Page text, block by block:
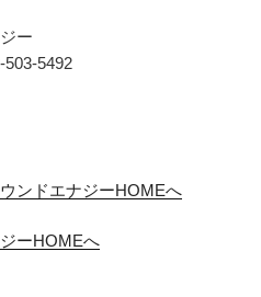
ー
503-5492
ンドエナジーHOMEへ
ーHOMEへ